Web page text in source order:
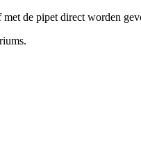
de pipet direct worden